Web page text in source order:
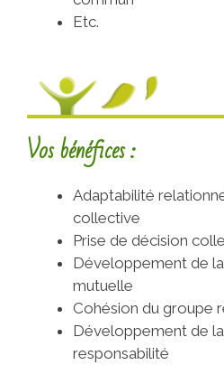
Etc.
Vos bénéfices :
Adaptabilité
collective
Prise de décision
Développement de
mutuelle
Cohésion du groupe
Développement de
responsabilité